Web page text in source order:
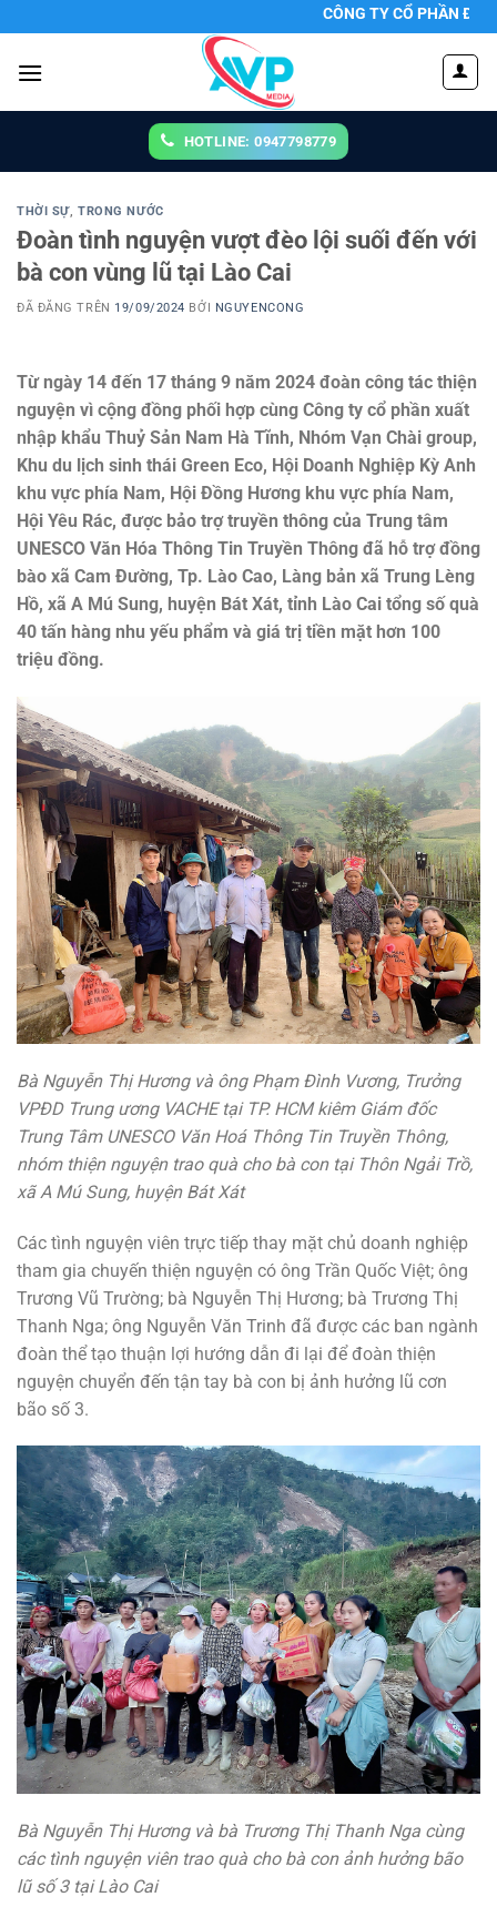
đến
nội
CÔNG TY CỔ PHẦN ĐẦU TƯ PHÁT TRIỂN TRUYỀN THÔNG 24/7
HOTLINE: 0947798779
THỜI SỰ,TRONG NƯỚC
Đoàn tình nguyện vượt đèo lội suối đến với
bà con vùng lũ tại Lào Cai
ĐÃ ĐĂNG TRÊN 19/09/2024 BỞI NGUYENCONG
Từ ngày 14 đến 17 tháng 9 năm 2024 đoàn công tác thiện
nguyện vì cộng đồng phối hợp cùng Công ty cổ phần xuất
nhập khẩu Thuỷ Sản Nam Hà Tĩnh, Nhóm Vạn Chài group,
Khu du lịch sinh thái Green Eco, Hội Doanh Nghiệp Kỳ Anh
khu vực phía Nam, Hội Đồng Hương khu vực phía Nam,
Hội Yêu Rác, được bảo trợ truyền thông của Trung tâm
UNESCO Văn Hóa Thông Tin Truyền Thông đã hỗ trợ đồng
bào xã Cam Đường, Tp. Lào Cao, Làng bản xã Trung Lèng
Hồ, xã A Mú Sung, huyện Bát Xát, tỉnh Lào Cai tổng số quà
40 tấn hàng nhu yếu phẩm và giá trị tiền mặt hơn 100
triệu đồng.
Bà Nguyễn Thị Hương và ông Phạm Đình Vương, Trưởng
VPĐD Trung ương VACHE tại TP. HCM kiêm Giám đốc
Trung Tâm UNESCO Văn Hoá Thông Tin Truyền Thông,
nhóm thiện nguyện trao quà cho bà con tại Thôn Ngải Trồ,
xã A Mú Sung, huyện Bát Xát
Các tình nguyện viên trực tiếp thay mặt chủ doanh nghiệp
tham gia chuyến thiện nguyện có ông Trần Quốc Việt; ông
Trương Vũ Trường; bà Nguyễn Thị Hương; bà Trương Thị
Thanh Nga; ông Nguyễn Văn Trinh đã được các ban ngành
đoàn thể tạo thuận lợi hướng dẫn đi lại để đoàn thiện
nguyện chuyển đến tận tay bà con bị ảnh hưởng lũ cơn
bão số 3.
Bà Nguyễn Thị Hương và bà Trương Thị Thanh Nga cùng
các tình nguyện viên trao quà cho bà con ảnh hưởng bão
lũ số 3 tại Lào Cai